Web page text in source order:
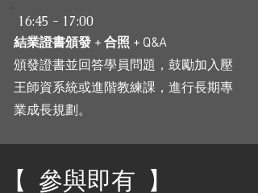
16:45 - 17:00
結業證書頒發 + 合照 + Q&A
頒發證書並回答學員問題，鼓勵加入壓
王師資系統或進階教練課，進行長期專
業成長規劃。
【 參與即有 】